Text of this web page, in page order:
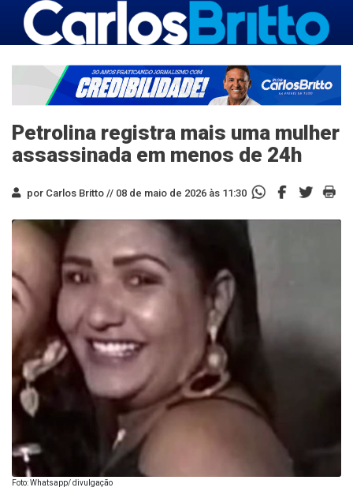
Petrolina registra mais uma mulher
assassinada em menos de 24h
por Carlos Britto // 08 de maio de 2026 às 11:30
Foto: Whatsapp/ divulgação